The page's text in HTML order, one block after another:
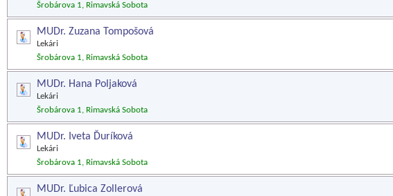
Šrobárova 1, Rimavská Sobota
MUDr. Zuzana Tompošová
Lekári
Šrobárova 1, Rimavská Sobota
MUDr. Hana Poljaková
Lekári
Šrobárova 1, Rimavská Sobota
MUDr. Iveta Ďuríková
Lekári
Šrobárova 1, Rimavská Sobota
MUDr. Ľubica Zollerová